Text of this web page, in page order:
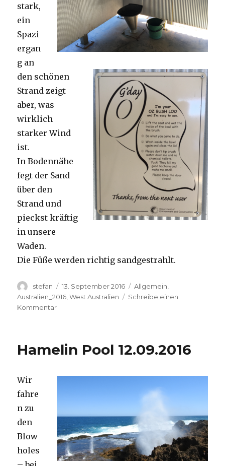
stark,
ein
Spazi
ergan
g an
den schönen
Strand zeigt
aber, was
wirklich
starker Wind
ist.
In Bodennähe
fegt der Sand
über den
Strand und
pieckst kräftig
in unsere
Waden.
Die Füße werden richtig sandgestrahlt.
Autor
stefan
Veröffentlicht
am
13. September 2016 Kategorien
Allgemein
Australien_2016 ,West Australien
Schreibe einen
Kommentarzu
Hamelin Pool 12.09.2016
Wir
fahre
n zu
den
Blow
holes